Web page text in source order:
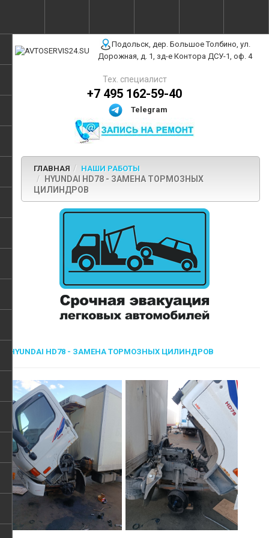
Подольск, дер. Большое Толбино, ул.
Дорожная, д. 1, зд-е Контора ДСУ-1, оф. 4
Тех. специалист
+7 495 162-59-40
Telegram
ГЛАВНАЯ НАШИ РАБОТЫ
HYUNDAI HD78 - ЗАМЕНА ТОРМОЗНЫХ
ЦИЛИНДРОВ
HYUNDAI HD78 - ЗАМЕНА ТОРМОЗНЫХ ЦИЛИНДРОВ